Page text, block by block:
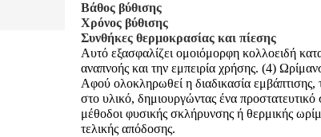
Βάθος βύθισης
Χρόνος βύθισης
Συνθήκες θερμοκρασίας και πίεσης
Αυτό εξασφαλίζει ομοιόμορφη κολλοειδή
αναπνοής και την εμπειρία χρήσης. (4)
Αφού ολοκληρωθεί η διαδικασία εμβάπτισης,
στο υλικό, δημιουργώντας ένα
μέθοδοι φυσικής σκλήρυνσης ή θερμικής
τελικής απόδοσης.